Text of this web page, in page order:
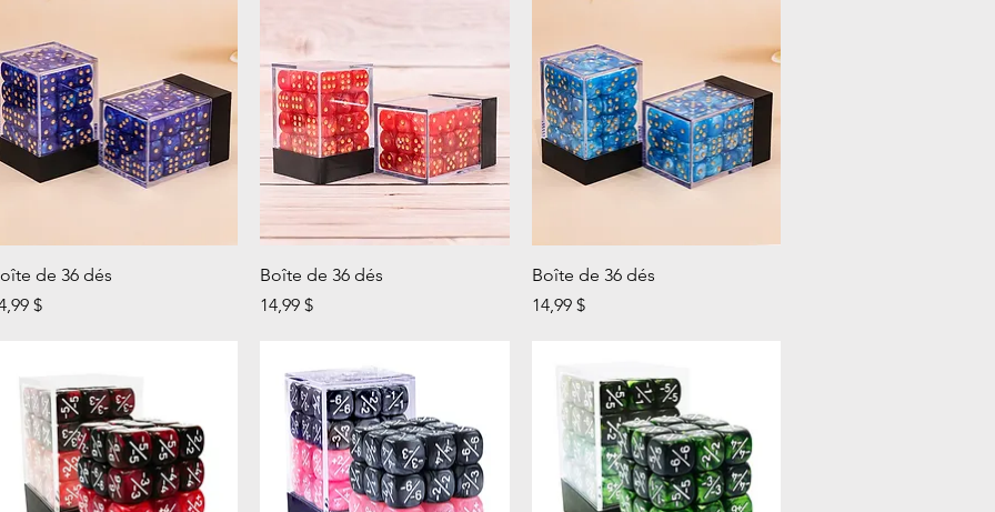
Aperçu rapide
de 36 dés
$
Aperçu rapide
Boîte de 36 dés
Prix
14,99 $
Aperçu rapide
Boîte de 36 dés
Prix
14,99 $